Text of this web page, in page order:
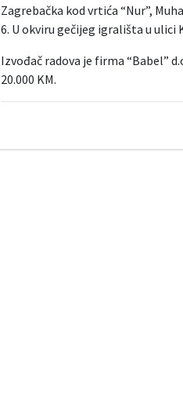
Zagrebačka kod vrtića “Nur”,
6. U okviru gečijeg igrališta u ulici
Izvođač radova je firma “Babel”
20.000 KM.